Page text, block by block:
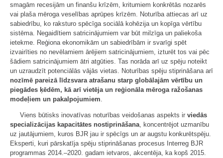
smagām recesijām un finanšu krīzēm, kritumiem konkrētās nozarēs
vai plaša mēroga veselības aprūpes krīzēm. Noturība attiecas arī uz
sabiedrību, ko raksturo spēcīga sociālā kohēzija un kopīga vērtību
sistēma. Negaidītiem satricinājumiem var būt milzīga un paliekoša
ietekme. Reģiona ekonomikām un sabiedrībām ir svarīgi spēt
izvairīties no nevēlamiem ārējiem satricinājumiem, izturēt tos vai pēc
šādiem satricinājumiem ātri atgūties. Tas norāda arī uz spēju noteikt
un uzraudzīt potenciālās vājās vietas. Noturības spēju stiprināšana arī
nozīmē pareizā līdzsvara atrašanu starp globālajām vērtību un
piegādes ķēdēm, kā arī vietēja un reģionāla mēroga ražošanas
modeļiem un pakalpojumiem.
Viens būtisks inovatīvas noturības veidošanas aspekts ir viedās
specializācijas kapacitātes nostiprināšana, koncentrējot uzmanību
uz jautājumiem, kuros BJR jau ir spēcīgs un ar augstu konkurētspēju.
Eksperti, kuri pārskatīja spēju stiprināšanas procesus Interreg BJR
programmas 2014.–2020. gadam ietvaros, akcentēja, ka kopš 2015.